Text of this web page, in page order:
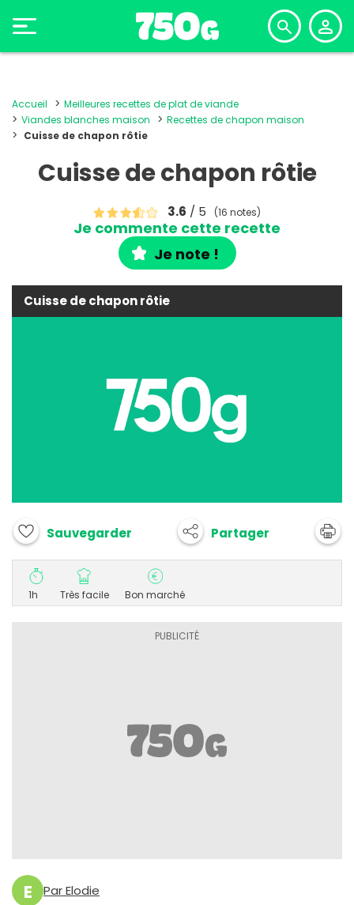
Accueil
Meilleures recettes de plat de viande
Viandes blanches maison
Recettes de chapon maison
Cuisse de chapon rôtie
Cuisse de chapon rôtie
3.6 / 5 (16 notes)
Je commente cette recette
Je note !
Cuisse de chapon rôtie
Sauvegarder Partager
1h Très facile Bon marché
E Par Elodie